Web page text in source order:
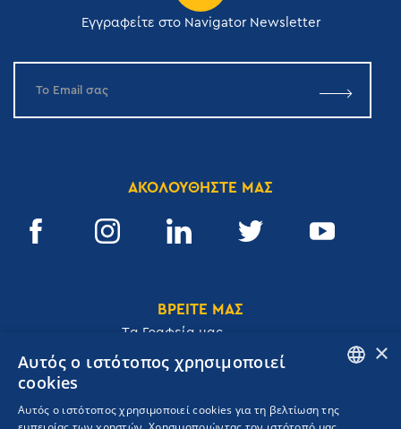
Εγγραφείτε στο Navigator Newsletter
ΑΚΟΛΟΥΘΗΣΤΕ ΜΑΣ
ΒΡΕΙΤΕ ΜΑΣ
Tα Γραφεία μας
Ακαδημίας 32, 106 72, Αθήνα, Ελλάδα
×
Αυτός ο ιστότοπος χρησιμοποιεί
cookies
Αυτός ο ιστότοπος χρησιμοποιεί cookies για τη βελτίωση της